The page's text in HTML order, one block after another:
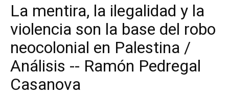
La mentira, la ilegalidad y la
violencia son la base del robo
neocolonial en Palestina /
Análisis -- Ramón Pedregal
Casanova